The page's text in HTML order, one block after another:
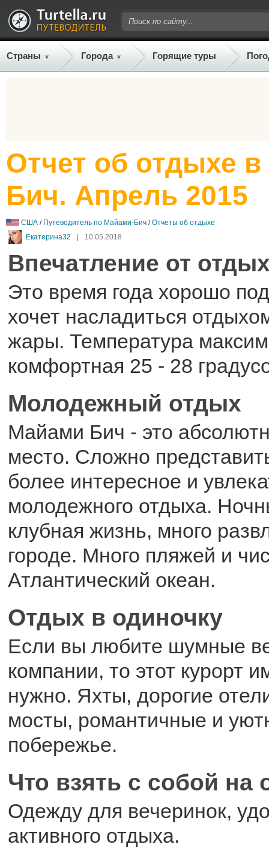
Страны Города Горящие туры
Отчет об отдыхе
Бич. Апрель 2015
США / Путеводитель по Майами-Бич /Отчеты об отдыхе
Екатерина32
| 10.05.2018
Впечатление от
Это время года хорошо
хочет насладиться
жары. Температура
комфортная 25 - 28
Молодежный отдых
Майами Бич - это
место. Сложно
более интересное и
молодежного отдыха.
клубная жизнь, много
городе. Много пляжей и
Атлантический океан.
Отдых в одиночку
Если вы любите шумные
компании, то этот курорт
нужно. Яхты, дорогие
мосты, романтичные и
побережье.
Что взять с собой на
Одежду для вечеринок,
активного отдыха.